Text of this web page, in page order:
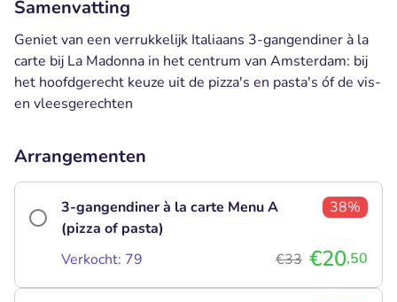
Samenvatting
Geniet van een verrukkelijk Italiaans 3-gangendiner à la
carte bij La Madonna in het centrum van Amsterdam: bij
het hoofdgerecht keuze uit de pizza's en pasta's óf de vis-
en vleesgerechten
Arrangementen
3-gangendiner à la carte Menu A
(pizza of pasta)
38%
Verkocht: 79 €33 €20,50